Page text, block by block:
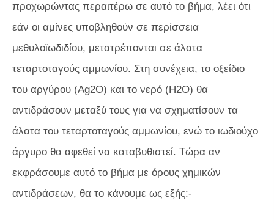
προχωρώντας περαιτέρω σε αυτό το βήμα, λέει ότι
εάν οι αμίνες υποβληθούν σε περίσσεια
μεθυλοϊωδιδίου, μετατρέπονται σε άλατα
τεταρτοταγούς αμμωνίου. Στη συνέχεια, το οξείδιο
του αργύρου (Ag2O) και το νερό (H2O) θα
αντιδράσουν μεταξύ τους για να σχηματίσουν τα
άλατα του τεταρτοταγούς αμμωνίου, ενώ το ιωδιούχο
άργυρο θα αφεθεί να καταβυθιστεί. Τώρα αν
εκφράσουμε αυτό το βήμα με όρους χημικών
αντιδράσεων, θα το κάνουμε ως εξής:-